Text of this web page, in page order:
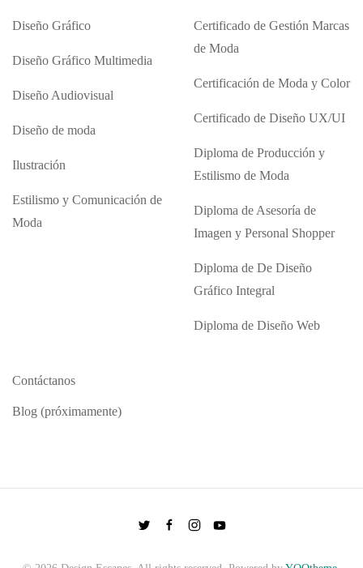
Diseño Gráfico
Diseño Gráfico Multimedia
Diseño Audiovisual
Diseño de moda
Ilustración
Estilismo y Comunicación de
Moda
Certificado de Gestión Marcas
de Moda
Certificación de Moda y Color
Certificado de Diseño UX/UI
Diploma de Producción y
Estilismo de Moda
Diploma de Asesoría de
Imagen y Personal Shopper
Diploma de De Diseño
Gráfico Integral
Diploma de Diseño Web
Contáctanos
Blog (próximamente)